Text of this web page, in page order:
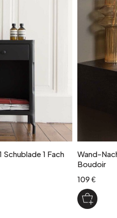
1 Fach
Wand-
Boudoir
109 €